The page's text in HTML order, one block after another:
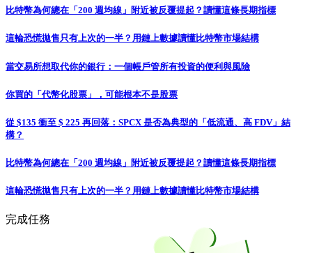
比特幣為何總在「200 週均線」附近被反覆提起？讀懂這條長期指標
這輪恐慌拋售只有上次的一半？用鏈上數據讀懂比特幣市場結構
當交易所想取代你的銀行：一個帳戶管所有投資的便利與風險
你買的「代幣化股票」，可能根本不是股票
從 $135 衝至 $ 225 再回落：SPCX 是否為典型的「低流通、高 FDV」結
構？
比特幣為何總在「200 週均線」附近被反覆提起？讀懂這條長期指標
這輪恐慌拋售只有上次的一半？用鏈上數據讀懂比特幣市場結構
完成任務